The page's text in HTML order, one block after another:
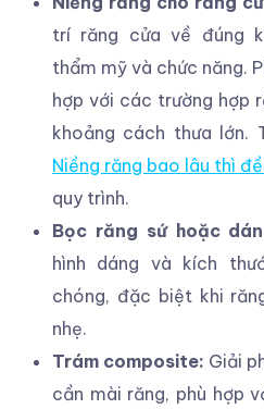
trí răng cửa về đúng
thẩm mỹ và chức năng.
hợp với các trường hợp
khoảng cách thưa lớn.
Niềng răng bao lâu thì
quy trình.
Bọc răng sứ hoặc
hình dáng và kích
chóng, đặc biệt khi
nhẹ.
Trám composite: Giải
cần mài răng, phù hợp